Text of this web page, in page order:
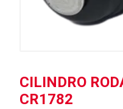
CILINDRO
CR1782